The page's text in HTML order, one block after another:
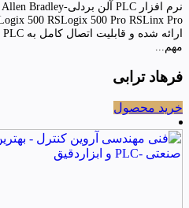
مهم...
فرهاد ترابی
خرید محصول